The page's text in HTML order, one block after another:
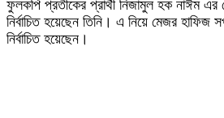
ফুলকপি প্রতীকের প্রার্থী নিজামুল হক নাঈম
নির্বাচিত হয়েছেন তিনি। এ নিয়ে মেজর
নির্বাচিত হয়েছেন।